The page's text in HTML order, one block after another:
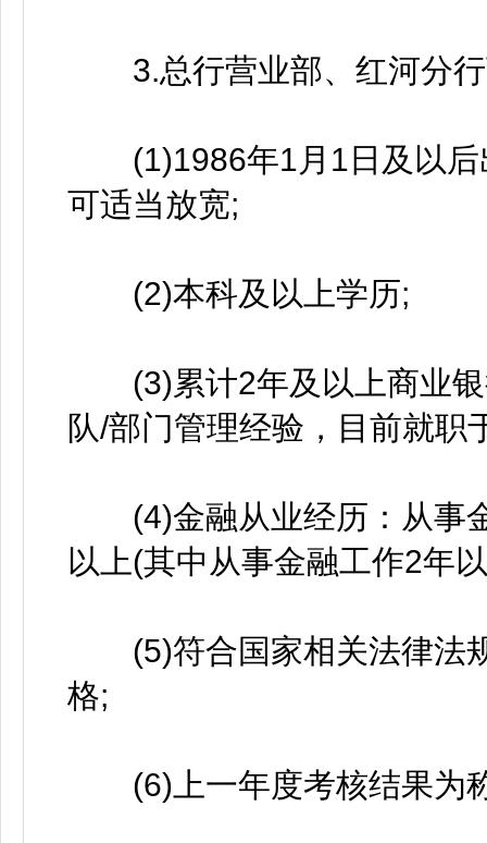
3.总行营业部、红河分行
(1)1986年1月1日及以后
可适当放宽;
(2)本科及以上学历;
(3)累计2年及以上商业银
队/部门管理经验，目前就职
(4)金融从业经历：从事
以上(其中从事金融工作2年
(5)符合国家相关法律法
格;
(6)上一年度考核结果为